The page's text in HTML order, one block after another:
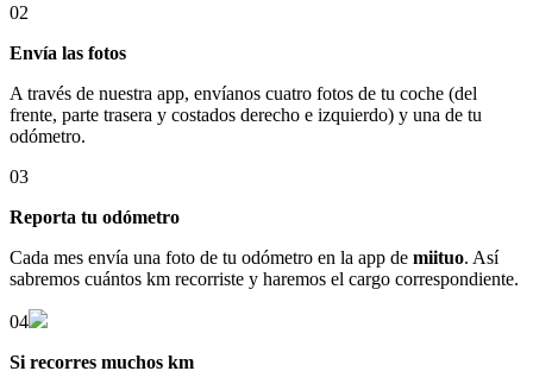
02
Envía las fotos
A través de nuestra app, envíanos cuatro fotos de tu coche (del
frente, parte trasera y costados derecho e izquierdo) y una de tu
odómetro.
03
Reporta tu odómetro
Cada mes envía una foto de tu odómetro en la app de miituo. Así
sabremos cuántos km recorriste y haremos el cargo correspondiente.
04
Si recorres muchos km